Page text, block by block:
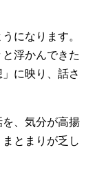
になります。
浮かんできた
に映り、話さ
、気分が高揚
とまりが乏し